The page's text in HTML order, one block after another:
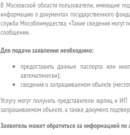
В Московской области пользователи, имеющие
информацию о документах государственного
служба Мособлимущества. «Такие сведения могут
сообщении.
Для подачи заявления необходимо:
предоставить данные паспорта или
автоматически);
сведения о запрашиваемом объекте
Услугу могут получить представители юрлиц и
запрашиваемом объекте, а также документ,
Заявитель может обратиться за информацией по